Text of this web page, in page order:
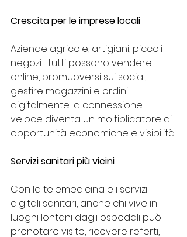
Crescita per le imprese locali
Aziende agricole, artigiani, piccoli
negozi… tutti possono vendere
online, promuoversi sui social,
gestire magazzini e ordini
digitalmente.La connessione
veloce diventa un moltiplicatore di
opportunità economiche e visibilità.
Servizi sanitari più vicini
Con la telemedicina e i servizi
digitali sanitari, anche chi vive in
luoghi lontani dagli ospedali può
prenotare visite, ricevere referti,